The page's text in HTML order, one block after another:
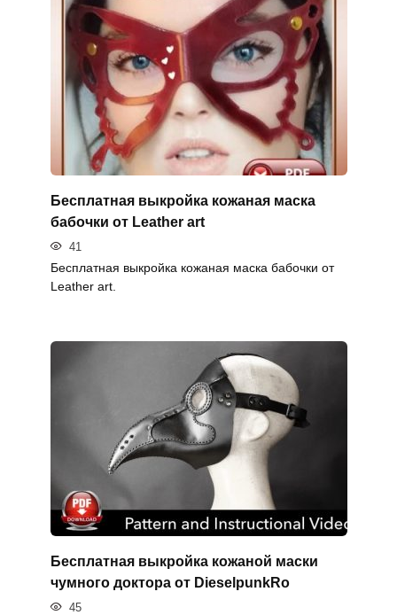
Бесплатная выкройка кожаная маска
бабочки от Leather art
41
Бесплатная выкройка кожаная маска бабочки от
Leather art.
Бесплатная выкройка кожаной маски
чумного доктора от DieselpunkRo
45